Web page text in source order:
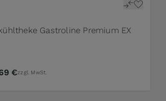
Gastroline Premium EX
€zzgl. MwSt.